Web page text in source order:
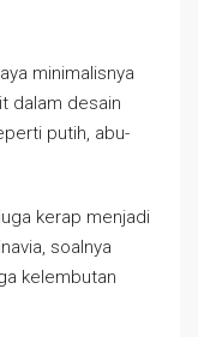
minimalisnya
dalam desain
putih, abu-
kerap menjadi
soalnya
kelembutan